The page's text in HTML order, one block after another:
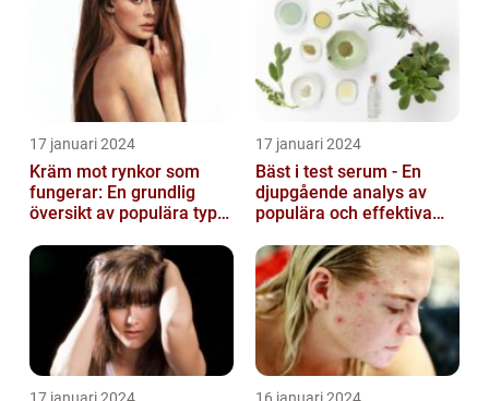
17 januari 2024
Kräm mot rynkor som
fungerar: En grundlig
översikt av populära typer
17 januari 2024
Bäst i test serum - En
djupgående analys av
populära och effektiva